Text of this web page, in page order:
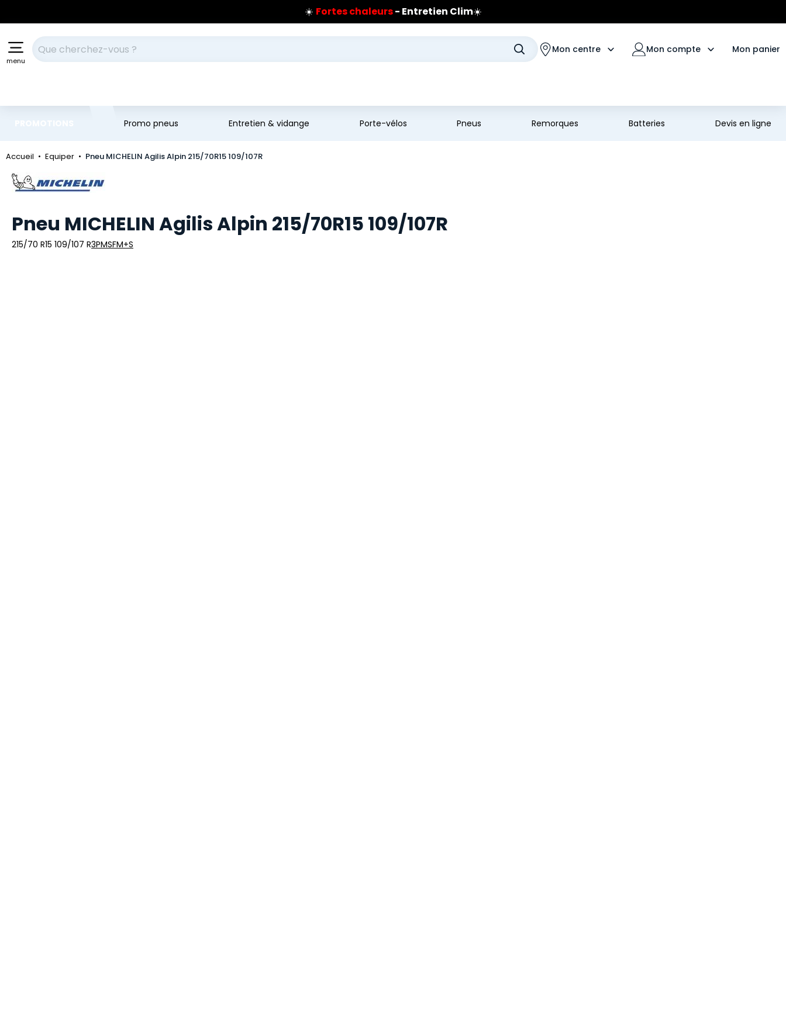
☀️ Fortes chaleurs- Entretien Clim☀️
Prix coûtant pneus Bridgestone
🔥Extincteur :réflexe sécurité🔥
sur les pneus Bridgestone
menu
Votre recherche Mon centre Mon compte Mon panier
Promo pneus Entretien & vidange Porte-vélos Pneus Remorques Batteries Devis en ligne
Accueil Equiper Pneu MICHELIN Agilis Alpin 215/70R15 109/107R
Marque
Pneu MICHELIN Agilis Alpin 215/70R15 109/107R
215/70 R15 109/107 R3PMSFM+S